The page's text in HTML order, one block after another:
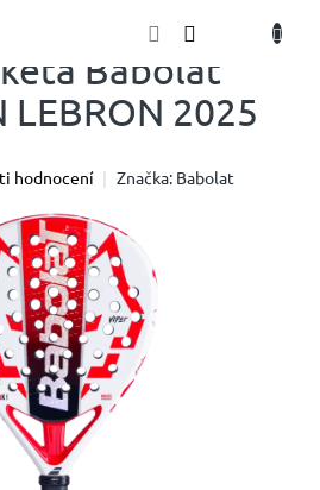
Babolat
LEBRON 2025
hodnocení Značka: Babolat